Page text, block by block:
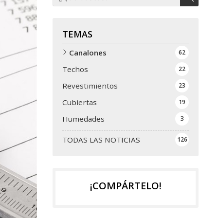
TEMAS
TODAS LAS NOTICIAS 126
Canalones 62
Techos 22
Revestimientos 23
Cubiertas 19
Humedades 3
¡COMPÁRTELO!